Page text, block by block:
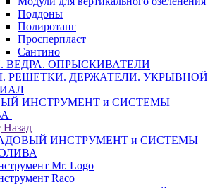
Поддоны
Полиротанг
Просперпласт
Сантино
ВЕДРА. ОПРЫСКИВАТЕЛИ
РЕШЕТКИ. ДЕРЖАТЕЛИ. УКРЫВНОЙ
ИНСТРУМЕНТ и СИСТЕМЫ
Назад
ИНСТРУМЕНТ и СИСТЕМЫ
Mr. Logo
Raco